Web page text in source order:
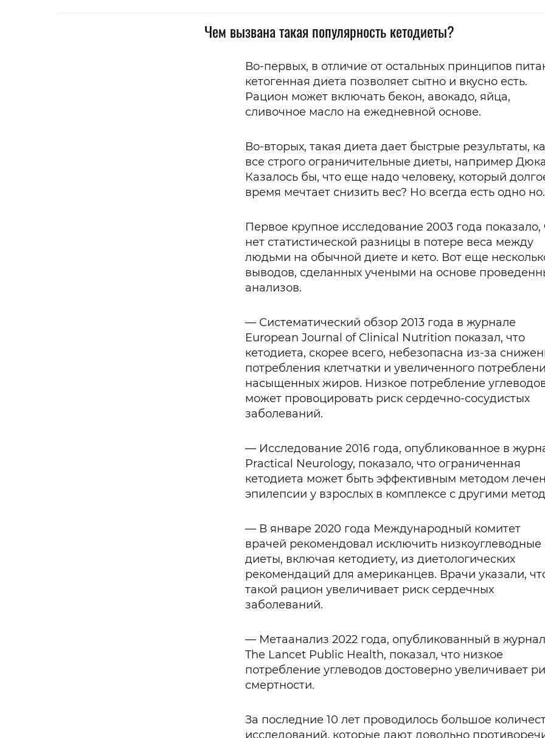
Чем вызвана такая популярность кетодиеты?
Во-первых, в отличие от остальных принципов
кетогенная диета позволяет сытно и вкусно есть.
Рацион может включать бекон, авокадо, яйца,
сливочное масло на ежедневной основе.
Во-вторых, такая диета дает быстрые результаты,
все строго ограничительные диеты, например
Казалось бы, что еще надо человеку, который
время мечтает снизить вес? Но всегда есть одно но.
Первое крупное исследование 2003 года показало,
нет статистической разницы в потере веса между
людьми на обычной диете и кето. Вот еще
выводов, сделанных учеными на основе
анализов.
— Систематический обзор 2013 года в журнале
European Journal of Clinical Nutrition показал, что
кетодиета, скорее всего, небезопасна из-за
потребления клетчатки и увеличенного
насыщенных жиров. Низкое потребление
может провоцировать риск сердечно-сосудистых
заболеваний.
— Исследование 2016 года, опубликованное в
Practical Neurology, показало, что ограниченная
кетодиета может быть эффективным методом
эпилепсии у взрослых в комплексе с другими
— В январе 2020 года Международный комитет
врачей рекомендовал исключить низкоуглеводные
диеты, включая кетодиету, из диетологических
рекомендаций для американцев. Врачи указали,
такой рацион увеличивает риск сердечных
заболеваний.
— Метаанализ 2022 года, опубликованный в
The Lancet Public Health, показал, что низкое
потребление углеводов достоверно увеличивает
смертности.
За последние 10 лет проводилось большое
исследований, которые дают довольно